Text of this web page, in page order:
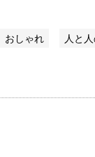
おしゃれ 人と